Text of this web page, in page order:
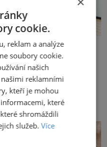
od prvních
Správně navržený
soustředění i
etapu života a
nejmenší je klíčová
proto by pokoj
klidně a útulně.
cookie.
reklam a analýze
soubory cookie.
našich
reklamními
kteří je mohou
které
shromáždili
služeb.Více